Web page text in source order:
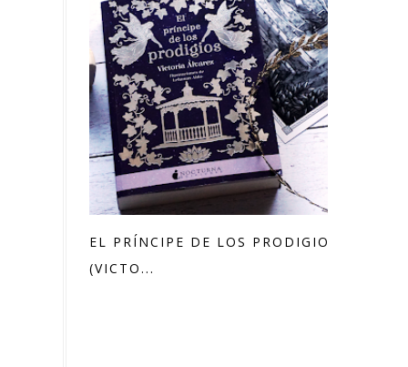
EL PRÍNCIPE DE LOS PRODIGIOS
(VICTO...